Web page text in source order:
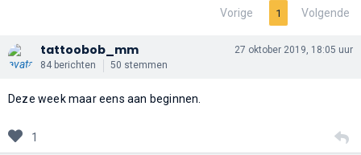
Vorige 1 Volgende
tattoobob_mm
84 berichten 50 stemmen
27 oktober 2019, 18:05 uur
Deze week maar eens aan beginnen.
1